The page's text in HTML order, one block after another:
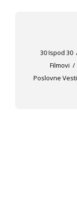
30 Ispod 30
Filmovi
Poslovne Vesti